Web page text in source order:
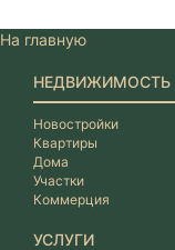
На главную
НЕДВИЖИМОСТЬ
Новостройки
Квартиры
Дома
Участки
Коммерция
УСЛУГИ